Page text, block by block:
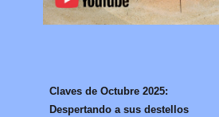
Claves de Octubre 2025:
Despertando a sus destellos